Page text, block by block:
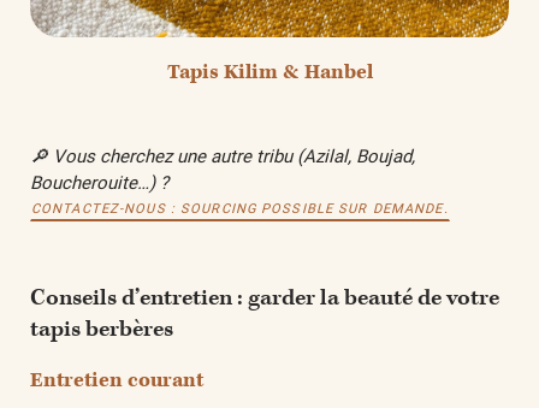
Tapis Kilim & Hanbel
🔎 Vous cherchez une autre tribu (Azilal, Boujad,
Boucherouite…) ?
CONTACTEZ-NOUS : SOURCING POSSIBLE SUR DEMANDE.
Conseils d’entretien : garder la beauté de votre
tapis berbères
Entretien courant